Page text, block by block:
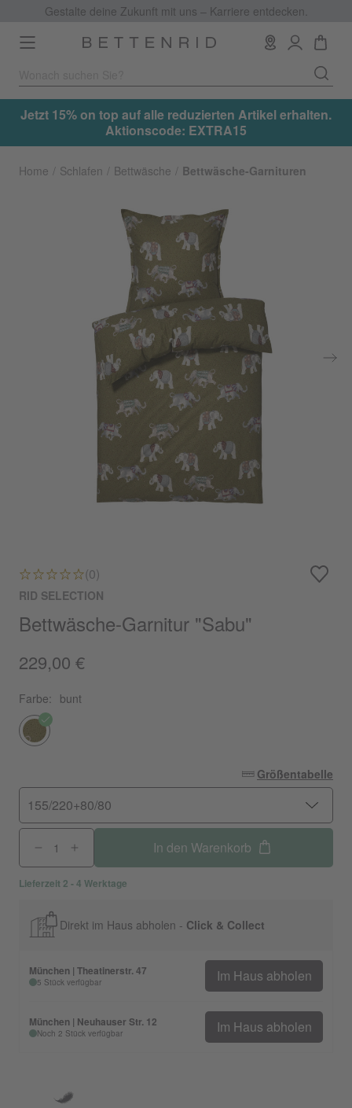
Gestalte deine Zukunft mit uns – Karriere entdecken.
Toggle
navigation
Jetzt 15% on top auf alle reduzierten Artikel erhalten.
Aktionscode: EXTRA15
Home Schlafen Bettwäsche Bettwäsche-Garnituren
(0)
RID SELECTION
Bettwäsche-Garnitur "Sabu"
229,00 €
Farbe: bunt
Größentabelle
155/220+80/80
In den Warenkorb
Lieferzeit 2 - 4 Werktage
Direkt im Haus abholen - Click & Collect
München | Theatinerstr. 47
5 Stück verfügbar Im Haus abholen
München | Neuhauser Str. 12
Noch 2 Stück verfügbar Im Haus abholen